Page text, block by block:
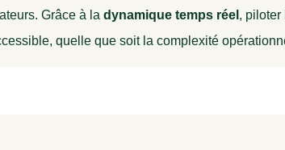
Grâce à la dynamique temps réel , piloter
quelle que soit la complexité